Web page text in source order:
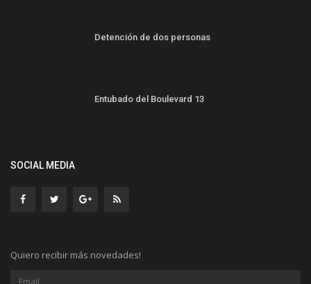
Detención de dos personas
Entubado del Boulevard 13
SOCIAL MEDIA
Quiero recibir más novedades!